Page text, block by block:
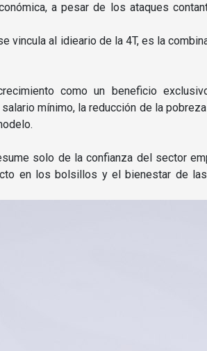
a pesar de los ataques
vincula al idieario de la 4T, es la
como un beneficio
mínimo, la reducción de la
solo de la confianza del sector
en los bolsillos y el bienestar de